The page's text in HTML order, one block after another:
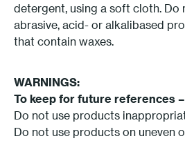
detergent, using a soft cloth. Do
abrasive, acid- or alkalibased
that contain waxes.
WARNINGS:
To keep for future references
Do not use products
Do not use products on uneven